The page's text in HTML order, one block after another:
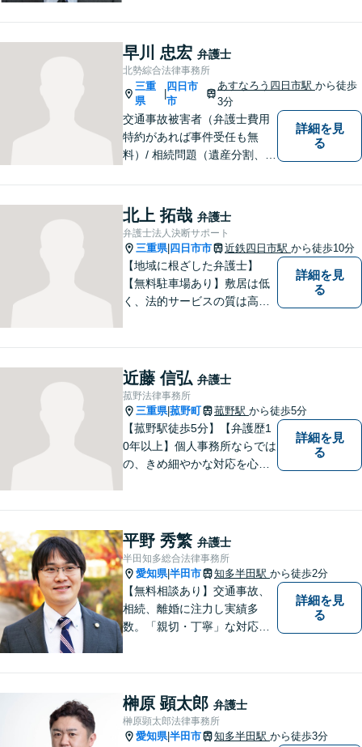
して、一緒に解決方法を考え
る手助けをさせていただけれ
ばと思いますので、お気軽に
ご相談ください。
早川 忠宏 弁護士
北勢綜合法律事務所
三重
県
四日市
市
あすなろう四日市駅 から徒歩
3分
交通事故被害者（弁護士費用
特約があれば事件受任も無
料）/ 相続問題（遺産分割、遺
さい。
詳細を見
る
北上 拓哉 弁護士
弁護士法人決断サポート
三重県| 四日市市 近鉄四日市駅 から徒歩10分
【地域に根ざした弁護士】
【無料駐車場あり】敷居は低
く、法的サービスの質は高く
題／離婚問題／相続問題／企
業法務など、幅広く対応可
能。【明確な料金体系】どう
ぞご連絡ください。
詳細を見
る
近藤 信弘 弁護士
菰野法律事務所
三重県|菰野町 菰野駅 から徒歩5分
【菰野駅徒歩5分】【弁護歴1
0年以上】個人事務所ならでは
の、きめ細やかな対応を心が
行います！【完全個室】
詳細を見
る
平野 秀繁 弁護士
半田知多総合法律事務所
愛知県|半田市 知多半田駅 から徒歩2分
【無料相談あり】交通事故、
相続、離婚に注力し実績多
数。「親切・丁寧」な対応
詳細を見
る
榊原 顕太郎 弁護士
榊原顕太郎法律事務所
愛知県|半田市 知多半田駅 から徒歩3分